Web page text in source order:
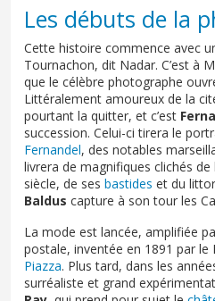
Les débuts de la
Cette histoire commence avec
Tournachon, dit Nadar. C’est à
que le célèbre photographe
Littéralement amoureux de la
pourtant la quitter, et c’est
succession. Celui-ci tirera le
Fernandel, des notables
livrera de magnifiques clichés de
siècle, de ses bastides et du
Baldus capture à son tour les
La mode est lancée, amplifiée
postale, inventée en 1891 par le
Piazza. Plus tard, dans les
surréaliste et grand